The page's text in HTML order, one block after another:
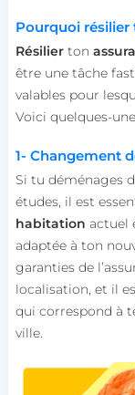
Pourquoi
Résilierton
être une tâche
valables pour
Voici quelques-
1- Changement
Si tu déménages
études, il est
habitation actuel
adaptée à ton
garanties de
localisation, et il
qui correspond à
ville.